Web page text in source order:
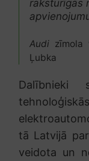
raksturīgās
Audizīmola
Ļubka
Dalībnieki
tā Latvijā
veidota un